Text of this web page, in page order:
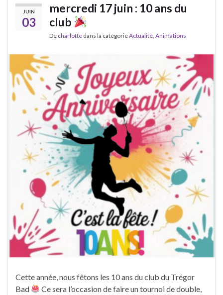
JUIN
03
mercredi 17 juin : 10 ans du
club
De charlotte dans la catégorieActualité Animations
Cette année, nous fêtons les 10 ans du club du Trégor
Bad
Ce sera l’occasion de faire un tournoi de double,